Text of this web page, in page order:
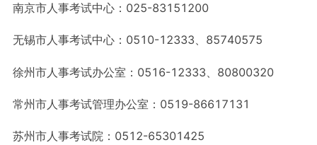
南京市人事考试中心：025-83151200
无锡市人事考试中心：0510-12333、85740575
徐州市人事考试办公室：0516-12333、80800320
常州市人事考试管理办公室：0519-86617131
苏州市人事考试院：0512-65301425